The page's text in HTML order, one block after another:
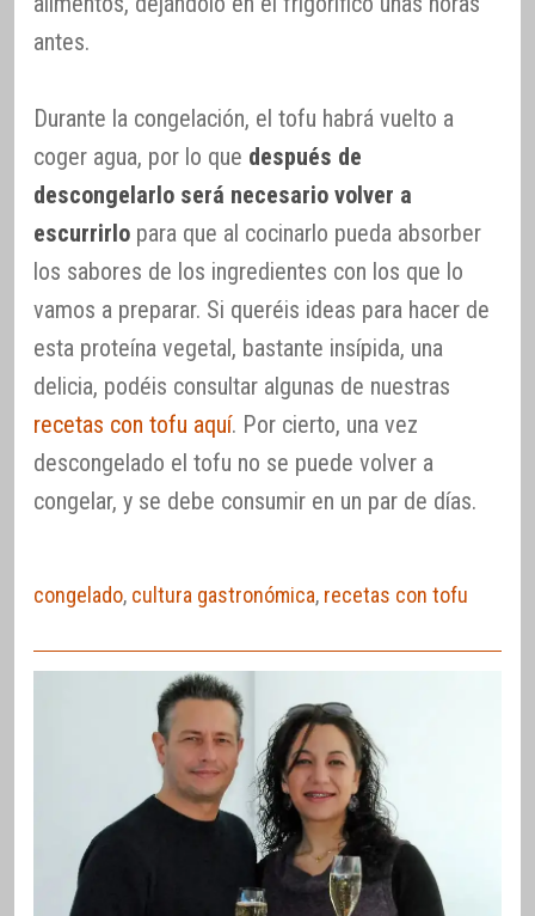
antes.
Durante la congelación, el tofu habrá vuelto a
coger agua, por lo que después de
descongelarlo será necesario volver a
escurrirlo para que al cocinarlo pueda absorber
los sabores de los ingredientes con los que lo
vamos a preparar. Si queréis ideas para hacer de
esta proteína vegetal, bastante insípida, una
delicia, podéis consultar algunas de nuestras
recetas con tofu aquí. Por cierto, una vez
descongelado el tofu no se puede volver a
congelar, y se debe consumir en un par de días.
congelado, cultura gastronómica, recetas con tofu